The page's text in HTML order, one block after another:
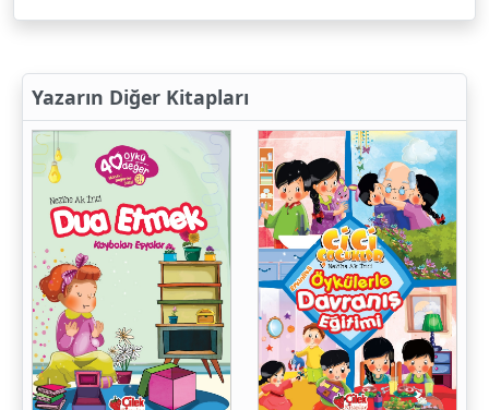
Yazarın Diğer Kitapları